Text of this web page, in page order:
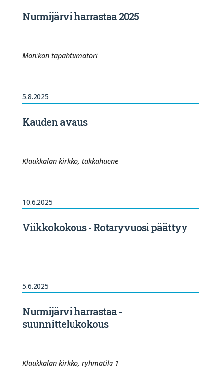
Nurmijärvi harrastaa 2025
Monikon tapahtumatori
5.8.2025
Kauden avaus
Klaukkalan kirkko, takkahuone
10.6.2025
Viikkokokous - Rotaryvuosi päättyy
5.6.2025
Nurmijärvi harrastaa -
suunnittelukokous
Klaukkalan kirkko, ryhmätila 1